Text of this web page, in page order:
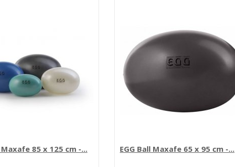
Maxafe 85 x 125 cm -... EGG Ball Maxafe 65 x 95 cm -...